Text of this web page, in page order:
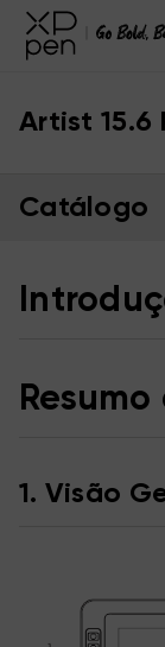
Artist 15.6
Catálogo
1. Visão